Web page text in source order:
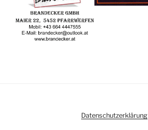
Datenschutzerklärung